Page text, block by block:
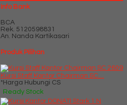
Info Bank
BCA
Rek. 5120598831
An. Nanda Kartikasari
Produk Pilihan
Kursi Staff Kantor Chairman SC....
*Harga Hubungi CS
Ready Stock